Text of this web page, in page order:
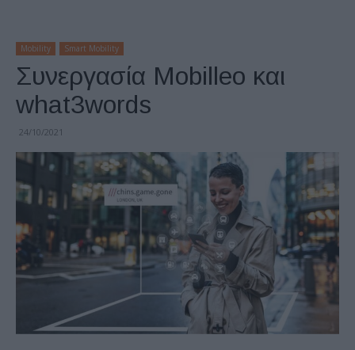
Mobility Smart Mobility
Συνεργασία Mobilleo και
what3words
24/10/2021